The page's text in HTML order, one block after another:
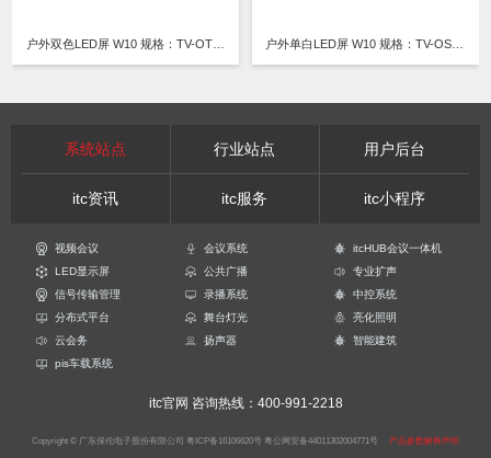
户外双色LED屏 W10 规格：TV-OT1000-B/TV-OT1000-J
系统站点 行业站点 用户后台
itc资讯 itc服务 itc小程序
视频会议 会议系统
itcHUB会议一体机
LED显示屏
公共广播
专业扩声
信号传输管理
录播系统
中控系统
分布式平台
舞台灯光
亮化照明
云会务
扬声器
智能建筑
pis车载系统
itc官网 咨询热线：400-991-2218
Copyright © 广东保伦电子股份有限公司 粤ICP备16106620号 粤公网安备44011302004771号 产品参数解释声明